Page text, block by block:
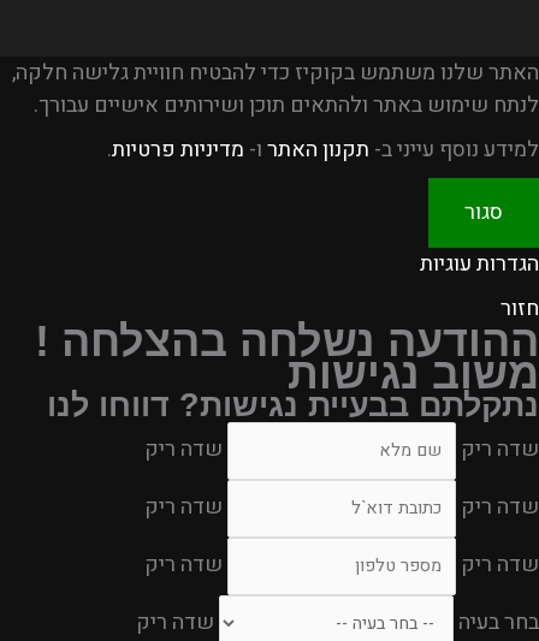
האתר שלנו משתמש בקוקיז כדי להבטיח חוויית גלישה חלקה,
לנתח שימוש באתר ולהתאים תוכן ושירותים אישיים עבורך.
למידע נוסף עייני ב- תקנון האתרו- מדיניות פרטיות.
סגור
הגדרות עוגיות
חזור
ההודעה נשלחה בהצלחה !
משוב נגישות
נתקלתם בבעיית נגישות? דווחו לנו
שדה ריק
שדה ריק
שדה ריק
שדה ריק
שדה ריק
שדה ריק
בחר בעיה
שדה ריק